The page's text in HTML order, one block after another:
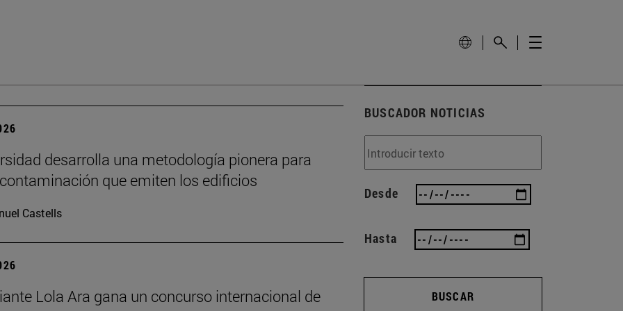
desarrolla una metodología pionera para
que emiten los edificios
Castells
Lola Ara gana un concurso internacional de
BUSCADOR NOTICIAS
Desde
Hasta
BUSCAR